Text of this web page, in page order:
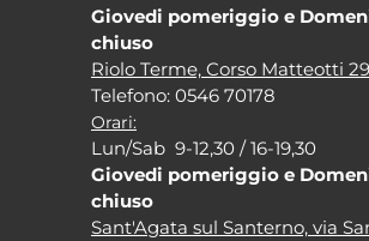
Giovedi pomeriggio e
chiuso
Riolo Terme, Corso Matteotti 29
Telefono: 0546 70178
Orari:
Lun/Sab 9-12,30 / 16-19,30
Giovedi pomeriggio e
chiuso
Sant'Agata sul Santerno, via